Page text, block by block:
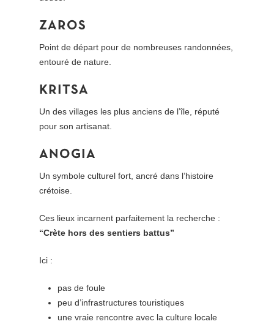
ZAROS
Point de départ pour de nombreuses randonnées,
entouré de nature.
KRITSA
Un des villages les plus anciens de l’île, réputé
pour son artisanat.
ANOGIA
Un symbole culturel fort, ancré dans l’histoire
crétoise.
Ces lieux incarnent parfaitement la recherche :
“Crète hors des sentiers battus”
Ici :
pas de foule
peu d’infrastructures touristiques
une vraie rencontre avec la culture locale